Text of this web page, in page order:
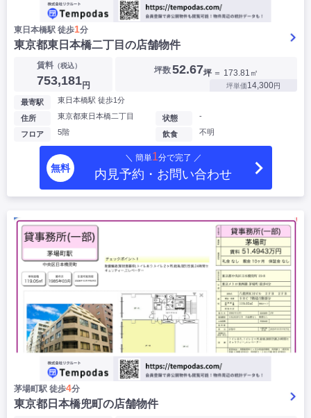
東日本橋駅 徒歩1分
東京都東日本橋二丁目の店舗物件
賃料（税込）
753,181円
坪数52.67坪 ＝ 173.81㎡
坪単価14,300円
最寄駅 東日本橋駅 徒歩1分
住所 東京都東日本橋二丁目
フロア 5階
状態 -
飲食 不明
無料
＼ 簡単1分で完了 ／
内見予約・お問い合わせ
茅場町駅 徒歩4分
東京都日本橋兜町の店舗物件